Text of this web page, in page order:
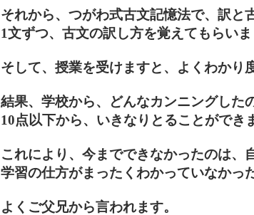
それから、つがわ式古文記憶法で、訳と
1文ずつ、古文の訳し方を覚えてもらいま
そして、授業を受けますと、よくわかり
結果、学校から、どんなカンニングした
10点以下から、いきなりとることができ
これにより、今までできなかったのは、
学習の仕方がまったくわかっていなかっ
よくご父兄から言われます。